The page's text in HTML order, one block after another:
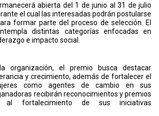
abierta del 1 de junio al 31 de julio
el cual las interesadas podrán postularse
formar parte del proceso de selección. El
distintas categorías enfocadas en
e impacto social.
organización, el premio busca destacar
y crecimiento, además de fortalecer el
como agentes de cambio en sus
recibirán reconocimientos y premios
al fortalecimiento de sus iniciativas